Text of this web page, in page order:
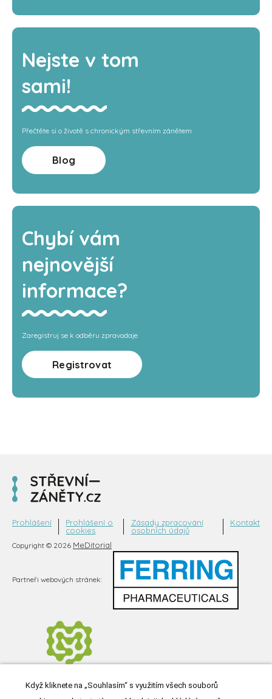
Nejste v tom
sami!
Přečtěte si o životě s chronickým střevním zánětem
Blog
Chybí vám
nejnovější
informace?
Zaregistruj se k odběru zpravodaje
Registrovat
Copyright © 2026 MeDitorial
Prohlášení
Prohlášení o
cookies
Zásady zpracování
osobních údajů
Kontakt
Partneři webových stránek:
Když kliknete na „Souhlasím“ s využitím všech souborů